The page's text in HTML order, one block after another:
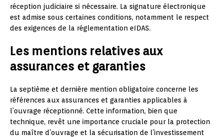
réception judiciaire si nécessaire. La signature électronique
est admise sous certaines conditions, notamment le respect
des exigences de la réglementation eIDAS.
Les mentions relatives aux
assurances et garanties
La septième et dernière mention obligatoire concerne les
références aux assurances et garanties applicables à
l’ouvrage réceptionné. Cette information, bien que
technique, revêt une importance cruciale pour la protection
du maître d’ouvrage et la sécurisation de l’investissement